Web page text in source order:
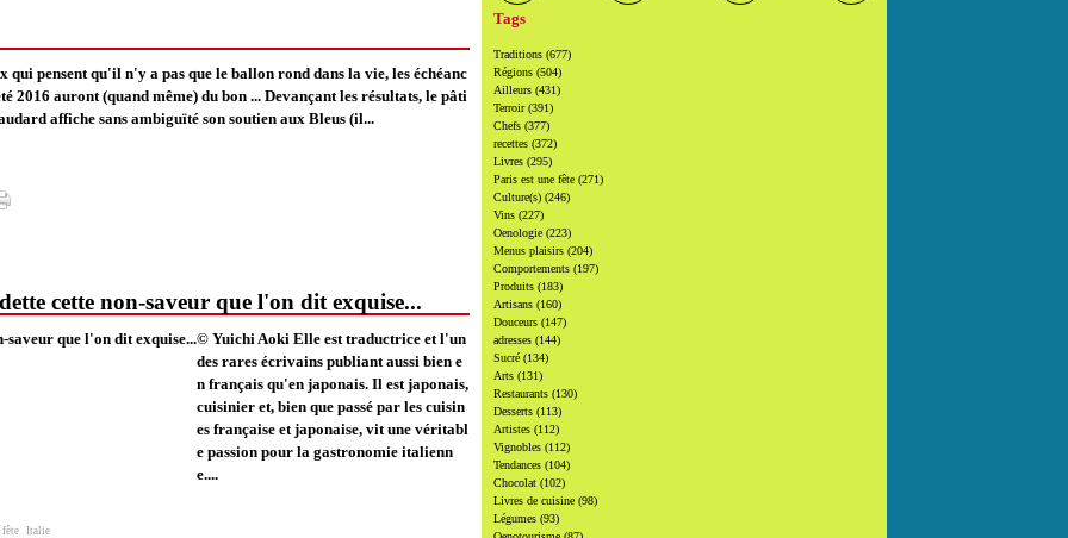
qui pensent qu'il n'y a pas que le ballon rond dans la vie, les échéanc
2016 auront (quand même) du bon ... Devançant les résultats, le pâti
affiche sans ambiguïté son soutien aux Bleus (il...
cette non-saveur que l'on dit exquise...
© Yuichi Aoki Elle est traductrice et l'un
des rares écrivains publiant aussi bien e
n français qu'en japonais. Il est japonais,
cuisinier et, bien que passé par les cuisin
es française et japonaise, vit une véritabl
e passion pour la gastronomie italienn
e....
fête Italie
Tags
Traditions (677)
Régions (504)
Ailleurs (431)
Terroir(391)
Chefs (377)
recettes (372)
Livres (295)
Paris est une fête (271)
Culture(s) (246)
Vins (227)
Oenologie (223)
Menus plaisirs (204)
Comportements (197)
Produits (183)
Artisans (160)
Douceurs (147)
adresses (144)
Sucré (134)
Arts (131)
Restaurants (130)
Desserts (113)
Artistes (112)
Vignobles (112)
Tendances (104)
Chocolat (102)
Livres de cuisine (98)
Légumes (93)